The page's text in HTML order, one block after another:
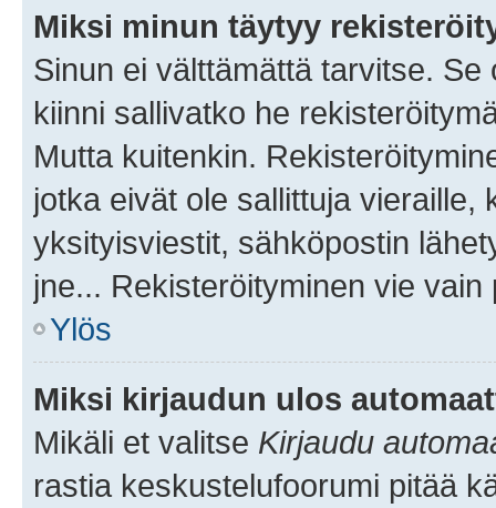
Miksi minun täytyy
Sinun ei välttämättä tarvitse.
kiinni sallivatko he
Mutta kuitenkin.
jotka eivät ole sallittuja vieraille,
yksityisviestit, sähköpostin
jne... Rekisteröityminen vie
Ylös
Miksi kirjaudun ulos
Mikäli et valitse Kirjaudu
rastia keskustelufoorumi pitää